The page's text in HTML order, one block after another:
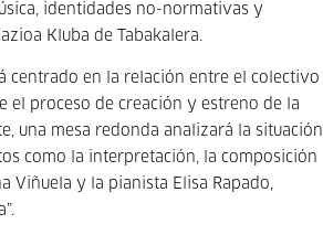
identidades no-normativas y
Kluba de Tabakalera.
centrado en la relación entre el colectivo
el proceso de creación y estreno de la
una mesa redonda analizará la situación
como la interpretación, la composición
Viñuela y la pianista Elisa Rapado,